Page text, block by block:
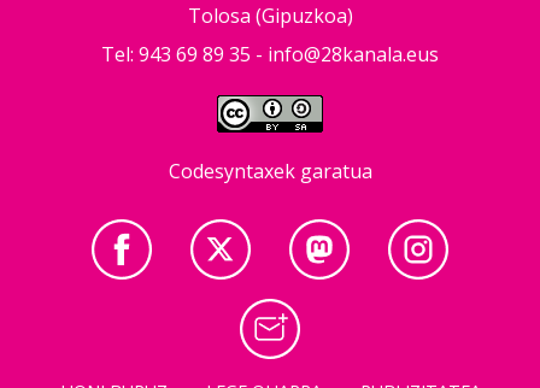
Tolosa (Gipuzkoa)
Tel: 943 69 89 35 - info@28kanala.eus
Codesyntaxek garatua